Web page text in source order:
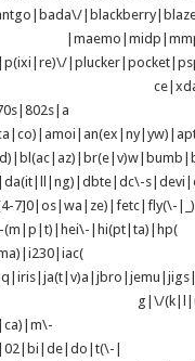
ce|xda|xiino/
(m|p|t)|hei\-
g|\/